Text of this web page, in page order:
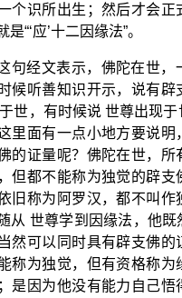
个识所出生；然后才会正
“‘应’十二因缘法”。
句经文表示，佛陀在世，
候听善知识开示，说有辟
世，有时候说 世尊出现
里面有一点小地方要说明
的证量呢？佛陀在世，所
但都不能称为独觉的辟支
旧称为阿罗汉，都不叫作
从 世尊学到因缘法，他既
然可以同时具有辟支佛的
称为独觉，但有资格称为
是因为他没有能力自己悟